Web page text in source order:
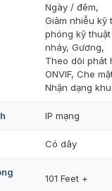
854N38A-E3 theo dõi
dụng camera là một
Ngày / đêm,
Giảm nhiễu kỹ
phóng kỹ
nháy, Gương,
Theo dõi phát
ONVIF, Che
Nhận dạng
IP mạng
Có dây
101 Feet +